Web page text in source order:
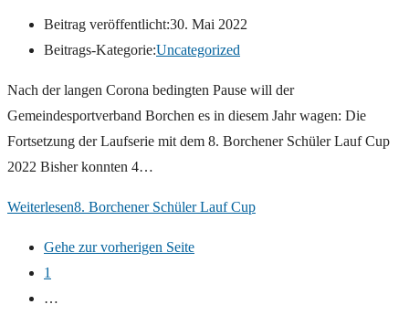
Beitrag veröffentlicht:30. Mai 2022
Beitrags-Kategorie:Uncategorized
Nach der langen Corona bedingten Pause will der
Gemeindesportverband Borchen es in diesem Jahr wagen: Die
Fortsetzung der Laufserie mit dem 8. Borchener Schüler Lauf Cup
2022 Bisher konnten 4…
Weiterlesen8. Borchener Schüler Lauf Cup
Gehe zur vorherigen Seite
1
…